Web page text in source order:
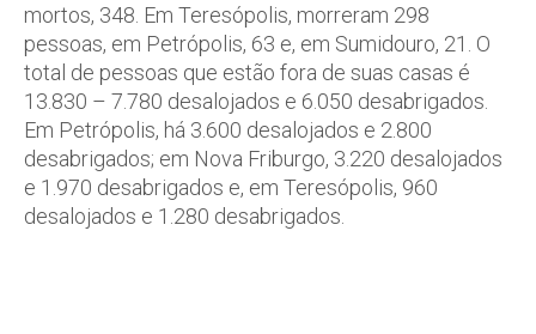
mortos, 348. Em Teresópolis, morreram 298
pessoas, em Petrópolis, 63 e, em Sumidouro, 21. O
total de pessoas que estão fora de suas casas é
13.830 – 7.780 desalojados e 6.050 desabrigados.
Em Petrópolis, há 3.600 desalojados e 2.800
desabrigados; em Nova Friburgo, 3.220 desalojados
e 1.970 desabrigados e, em Teresópolis, 960
desalojados e 1.280 desabrigados.